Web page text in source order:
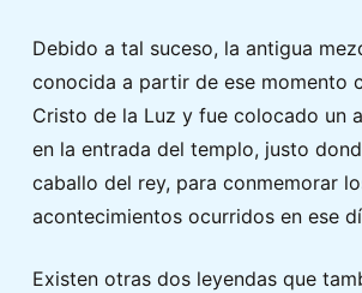
Debido a tal suceso, la antigua
conocida a partir de ese momento
Cristo de la Luz y fue colocado un
en la entrada del templo, justo
caballo del rey, para conmemorar
acontecimientos ocurridos en ese
Existen otras dos leyendas que